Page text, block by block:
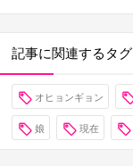
記事に関連するタグ
オヒョンギョン
娘 現在